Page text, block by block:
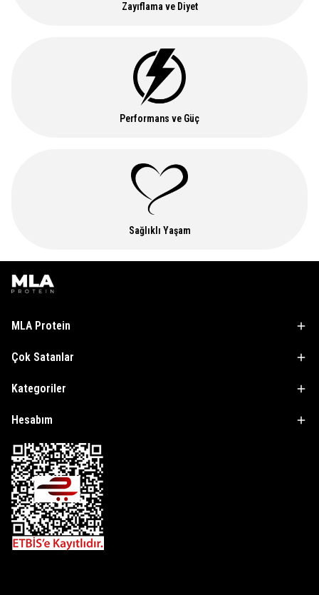
Zayıflama ve Diyet
Performans ve Güç
Sağlıklı Yaşam
MLA Protein
Çok Satanlar
Kategoriler
Hesabım